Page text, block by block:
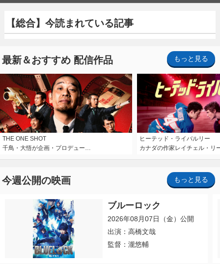
【総合】今読まれている記事
最新＆おすすめ 配信作品 もっと見る
THE ONE SHOT
千鳥・大悟が企画・プロデュー…
ヒーテッド・ライバルリー
カナダの作家レイチェル・リ
今週公開の映画 もっと見る
ブルーロック
2026年08月07日（金）公開
出演：高橋文哉
監督：瀧悠輔